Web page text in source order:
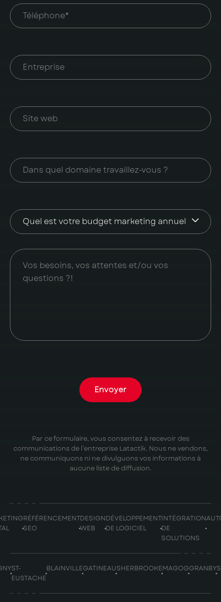
Envoyer
Par ce formulaire, vous consentez à recevoir des
communications de l’entreprise Latactik. Nous ne vendons,
ne communiquons ni ne divulguons vos informations à
aucune liste de diffusion.
RÉFÉRENCEMENT
SEO
DESIGN
WEB
DÉVELOPPEMENT
DE LOGICIEL
INTÉGRATION
DE
SOLUTIONS
ST-
EUSTACHE
BLAINVILLEGATINEAUSHERBROOKEMAGOGGRANBY